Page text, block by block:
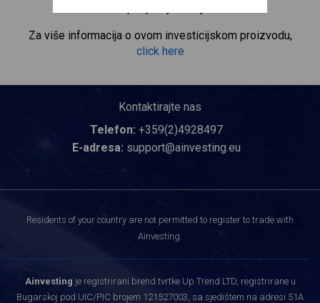
Za više informacija o ovom investicijskom proizvodu,
click here
Kontaktirajte nas
Telefon: +359(2)4928497
E-adresa: support@ainvesting.eu
Residents of your country are not permitted to register to trade with
Ainvesting.
Ainvesting je registrirani brend tvrtke Up Trend LTD, registrirane u
Bugarskoj pod UIC/PIC brojem 121527003, sa sjedištem na adresi 51A